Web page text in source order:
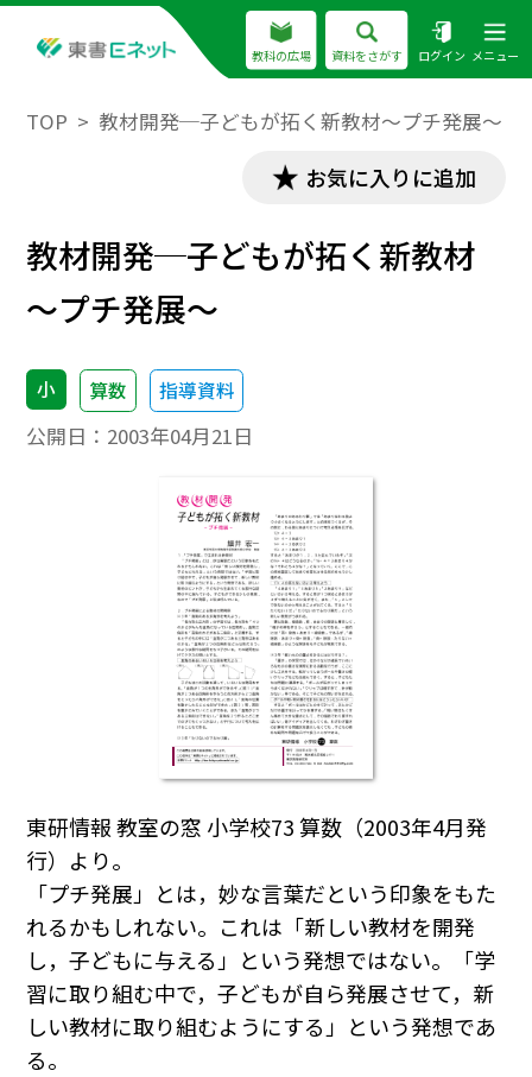
教科の広場 資料をさがす ログイン メニュー
TOP 教材開発─子どもが拓く新教材～プチ発展～
お気に入りに追加
教材開発─子どもが拓く新教材
～プチ発展～
小 算数 指導資料
公開日： 2003年04月21日
東研情報 教室の窓 小学校73 算数（2003年4月発
行）より。
「プチ発展」とは，妙な言葉だという印象をもた
れるかもしれない。これは「新しい教材を開発
し，子どもに与える」という発想ではない。「学
習に取り組む中で，子どもが自ら発展させて，新
しい教材に取り組むようにする」という発想であ
る。